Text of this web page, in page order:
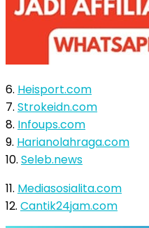
6. Heisport.com
7. Strokeidn.com
8. Infoups.com
9. Harianolahraga.com
10. Seleb.news
11. Mediasosialita.com
12. Cantik24jam.com